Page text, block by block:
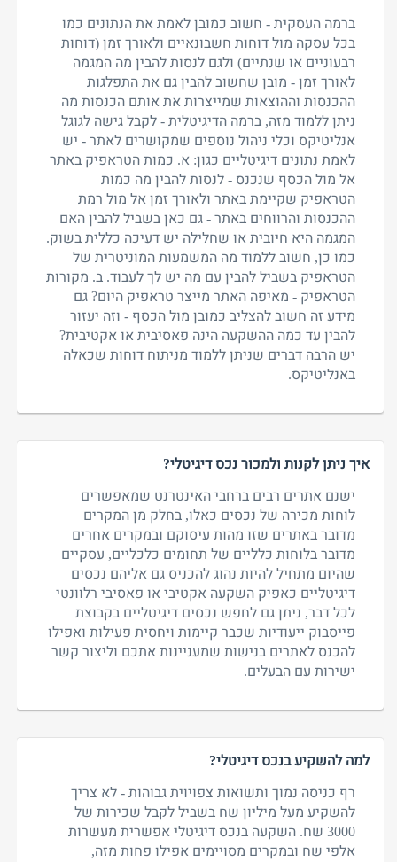
ברמה העסקית - חשוב כמובן לאמת את הנתונים כמו
בכל עסקה מול דוחות חשבונאיים ולאורך זמן (דוחות
רבעוניים או שנתיים) ולגם לנסות להבין מה המגמה
לאורך זמן - מובן שחשוב להבין גם את התפלגות
ההכנסות וההוצאות שמייצרות את אותם הכנסות מה
ניתן ללמוד מזה, ברמה הדיגיטלית - לקבל גישה לגוגל
אנליטיקס וכלי ניהול נוספים שמקושרים לאתר - יש
לאמת נתונים דיגיטליים כגון: א. כמות הטראפיק באתר
אל מול הכסף שנכנס - לנסות להבין מה כמות
הטראפיק שקיימת באתר ולאורך זמן אל מול רמת
ההכנסות והרווחים באתר - גם כאן בשביל להבין האם
המגמה היא חיובית או שחלילה יש דעיכה כללית בשוק.
כמו כן, חשוב ללמוד מה המשמעות המוניטרית של
הטראפיק בשביל להבין עם מה יש לך לעבוד. ב. מקורות
הטראפיק - מאיפה האתר מייצר טראפיק היום? גם
מידע זה חשוב להצליב כמובן מול הכסף - וזה יעזור
להבין עד כמה ההשקעה הינה פאסיבית או אקטיבית?
יש הרבה דברים שניתן ללמוד מניתוח דוחות שכאלה
באנליטיקס.
איך ניתן לקנות ולמכור נכס דיגיטלי?
ישנם אתרים רבים ברחבי האינטרנט שמאפשרים
לוחות מכירה של נכסים כאלו, בחלק מן המקרים
מדובר באתרים שזו מהות עיסוקם ובמקרים אחרים
מדובר בלוחות כלליים של תחומים כלכליים, עסקיים
שהיום מתחיל להיות נהוג להכניס גם אליהם נכסים
דיגיטליים כאפיק השקעה אקטיבי או פאסיבי רלוונטי
לכל דבר, ניתן גם לחפש נכסים דיגיטליים בקבוצת
פייסבוק ייעודיות שכבר קיימות ויחסית פעילות ואפילו
להכנס לאתרים בנישות שמעניינות אתכם וליצור קשר
ישירות עם הבעלים.
למה להשקיע בנכס דיגיטלי?
רף כניסה נמוך ותשואות צפויוית גבוהות - לא צריך
להשקיע מעל מיליון שח בשביל לקבל שכירות של
3000 שח. השקעה בנכס דיגיטלי אפשרית מעשרות
אלפי שח ובמקרים מסויימים אפילו פחות מזה,